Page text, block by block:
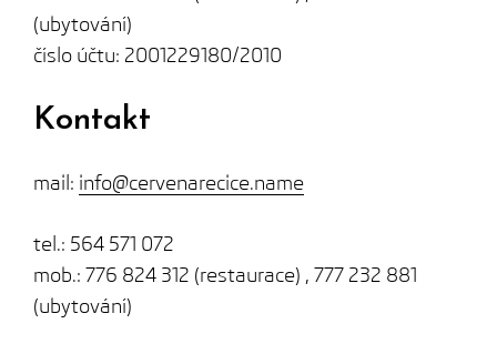
(ubytování)
číslo účtu: 2001229180/2010
Kontakt
mail: info@cervenarecice.name
tel.: 564 571 072
mob.: 776 824 312 (restaurace) , 777 232 881
(ubytování)